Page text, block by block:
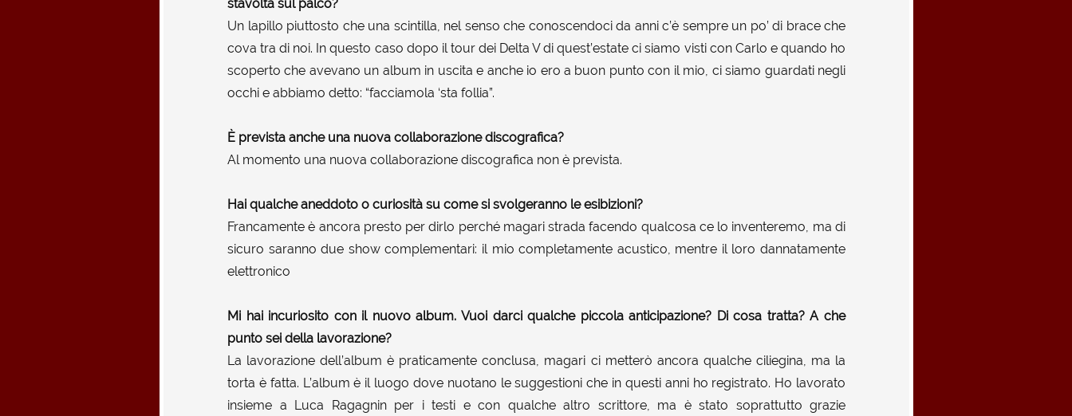
stavolta sul palco?
Un lapillo piuttosto che una scintilla, nel senso che conoscendoci da anni c’è sempre un po’ di brace che
cova tra di noi. In questo caso dopo il tour dei Delta V di quest’estate ci siamo visti con Carlo e quando ho
scoperto che avevano un album in uscita e anche io ero a buon punto con il mio, ci siamo guardati negli
occhi e abbiamo detto: “facciamola ‘sta follia”.
È prevista anche una nuova collaborazione discografica?
Al momento una nuova collaborazione discografica non è prevista.
Hai qualche aneddoto o curiosità su come si svolgeranno le esibizioni?
Francamente è ancora presto per dirlo perché magari strada facendo qualcosa ce lo inventeremo, ma di
sicuro saranno due show complementari: il mio completamente acustico, mentre il loro dannatamente
elettronico
Mi hai incuriosito con il nuovo album. Vuoi darci qualche piccola anticipazione? Di cosa tratta? A che
punto sei della lavorazione?
La lavorazione dell’album è praticamente conclusa, magari ci metterò ancora qualche ciliegina, ma la
torta è fatta. L’album è il luogo dove nuotano le suggestioni che in questi anni ho registrato. Ho lavorato
insieme a Luca Ragagnin per i testi e con qualche altro scrittore, ma è stato soprattutto grazie